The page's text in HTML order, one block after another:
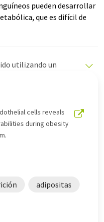
pueden desarrollar
que es difícil de
utilizando un
para presentar
traducción
errores de
artículo original en
cells reveals
during obesity
adipositas